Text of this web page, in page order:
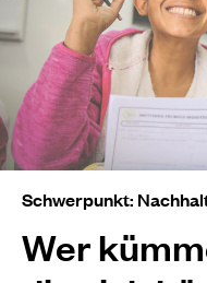
Schwerpunkt:
Wer